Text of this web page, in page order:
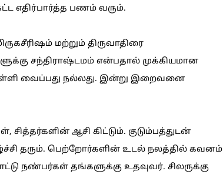
எதிர்பார்த்த பணம் வரும்.
மற்றும் திருவாதிரை
சந்திராஷ்டமம் என்பதால் முக்கியமான
வைப்பது நல்லது. இன்று இறைவனை
ஆசி கிட்டும். குடும்பத்துடன்
தரும். பெற்றோர்களின் உடல் நலத்தில் கவனம்
நண்பர்கள் தங்களுக்கு உதவுவர். சிலருக்கு